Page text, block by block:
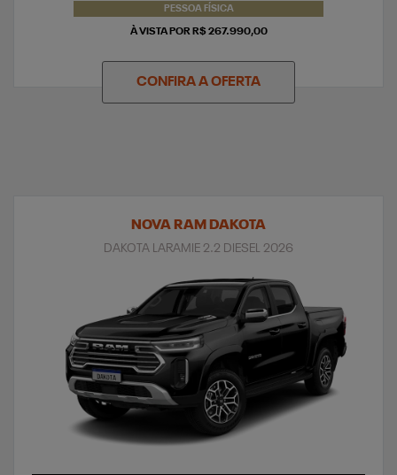
PESSOA FÍSICA
À VISTA POR R$ 267.990,00
CONFIRA A OFERTA
NOVA RAM DAKOTA
DAKOTA LARAMIE 2.2 DIESEL 2026